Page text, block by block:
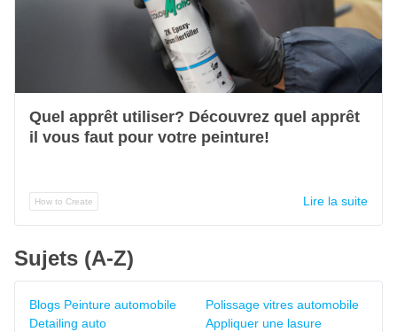
Quel apprêt utiliser? Découvrez quel apprêt
il vous faut pour votre peinture!
How to Create Lire la suite
Sujets (A-Z)
Blogs Peinture automobile
Detailing auto
Polissage vitres automobile
Appliquer une lasure